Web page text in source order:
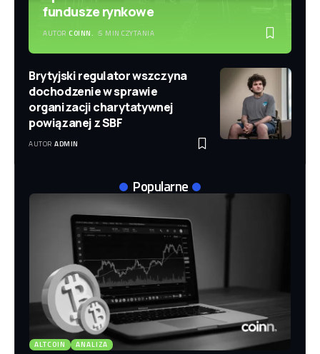
fundusze rynkowe
AUTOR COINN. 5 MIN CZYTANIA
Brytyjski regulator wszczyna
dochodzenie w sprawie
organizacji charytatywnej
powiązanej z SBF
AUTOR ADMIN
Popularne
ALTCOIN ANALIZA